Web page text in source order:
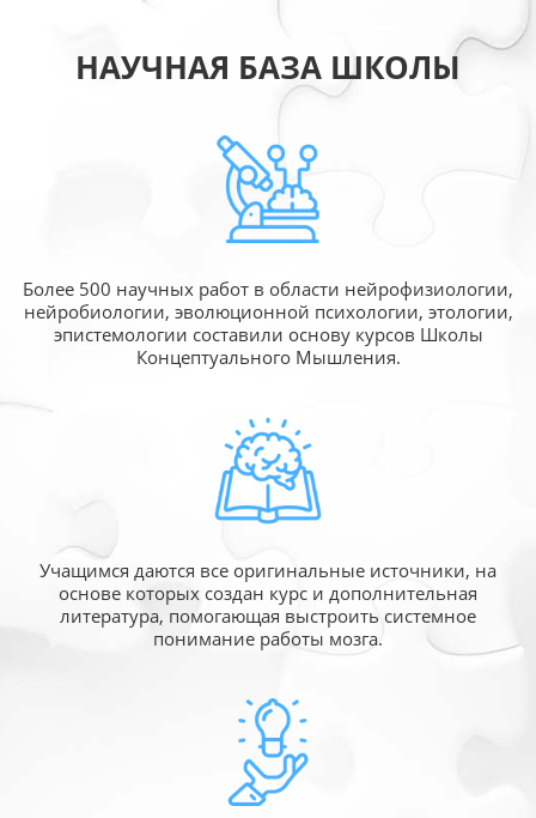
НАУЧНАЯ БАЗА ШКОЛЫ
Более 500 научных работ в области нейрофизиологии,
нейробиологии, эволюционной психологии, этологии,
эпистемологии составили основу курсов Школы
Концептуального Мышления.
Учащимся даются все оригинальные источники, на
основе которых создан курс и дополнительная
литература, помогающая выстроить системное
понимание работы мозга.